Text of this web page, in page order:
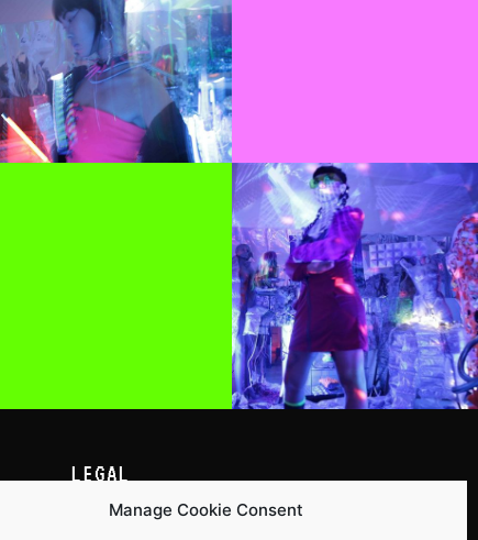
Manage Cookie Consent
LEGAL
Política de privacidad